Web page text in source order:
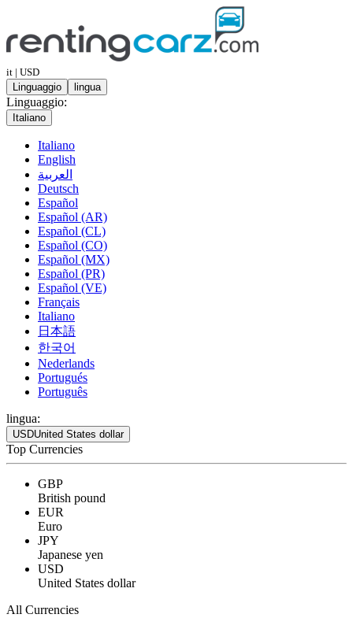
it | USD
Linguaggio
lingua
Linguaggio:
Italiano
Italiano
English
العربية
Deutsch
Español
Español (AR)
Español (CL)
Español (CO)
Español (MX)
Español (PR)
Español (VE)
Français
Italiano
日本語
한국어
Nederlands
Portugués
Português
lingua:
USDUnited States dollar
Top Currencies
GBP
British pound
EUR
Euro
JPY
Japanese yen
USD
United States dollar
All Currencies